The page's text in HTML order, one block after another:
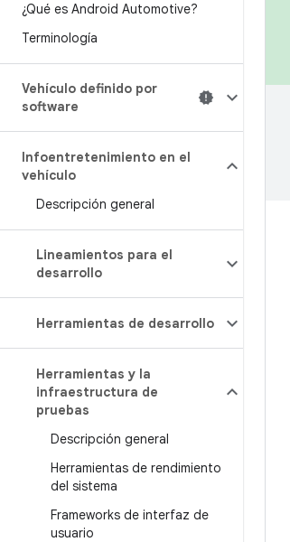
¿Qué es Android Automotive?
Terminología
Vehículo definido por
software
Infoentretenimiento en el
vehículo
Descripción general
Lineamientos para el
desarrollo
Herramientas de desarrollo
Herramientas y la
infraestructura de
pruebas
Descripción general
Herramientas de rendimiento
del sistema
Frameworks de interfaz de
usuario